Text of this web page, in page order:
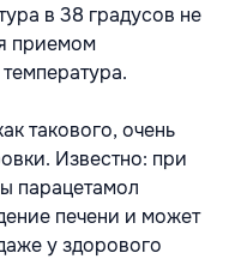
в 38 градусов не
приемом
такового, очень
Известно: при
парацетамол
печени и может
у здорового